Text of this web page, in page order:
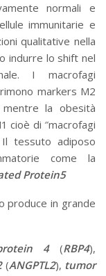
normali e
immunitarie e
qualitative nella
indurre lo shift nel
I macrofagi
markers M2
mentre la obesità
cioè di ″macrofagi
tessuto adiposo
come la
Protein5
produce in grande
4(RBP4),
(ANGPTL2), tumor